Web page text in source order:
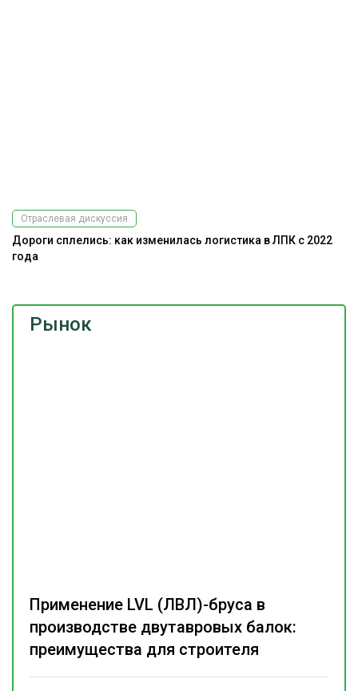
Рынок
Применение LVL (ЛВЛ)-бруса в
производстве двутавровых балок:
преимущества для строителя
Отраслевая дискуссия
Дороги сплелись: как изменилась логистика в ЛПК с 2022
года